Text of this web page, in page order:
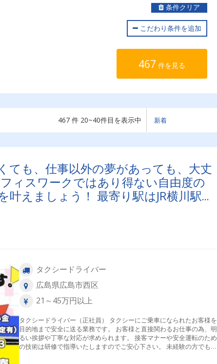
条件クリア
こだわり条件を追加
467 件を見る
467 件 20~40件目を表示中
ても、仕事以外の夢があっても、大丈
ィスワークではあり得ない自由度の
えましょう！ 最寄り駅はJR横川駅、
しっかりと稼ぐことができます！
タクシードライバー
広島県広島市西区
21～45万円以上
タクシードライバー（正社員） タクシーにご乗車になられたお客様を
目的地まで安全に送る業務です。 お客様と直接関わるお仕事の為、明
るい挨拶や丁寧な対応が求められます。 接客マナーや安全運転のため
の技術は研修で指導いたしますのでご安心下さい。 未経験の方でも、